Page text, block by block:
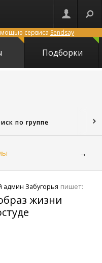
сервиса Sendsay
Подборки
по группе
→
админ Забугорья пишет:
жизни